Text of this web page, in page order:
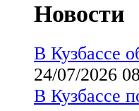
Новости
В Кузбассе
24/07/2026
В Кузбассе